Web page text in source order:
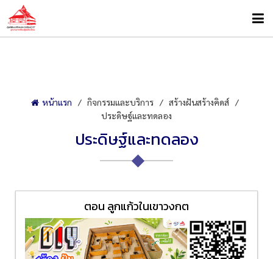
หน้าแรก กิจกรรมและบริการ
สร้างฝันสร้างคิดส์
ประดิษฐ์และทดลอง
ประดิษฐ์และทดลอง
ตอน ลูกแก้วในเขาวงกต